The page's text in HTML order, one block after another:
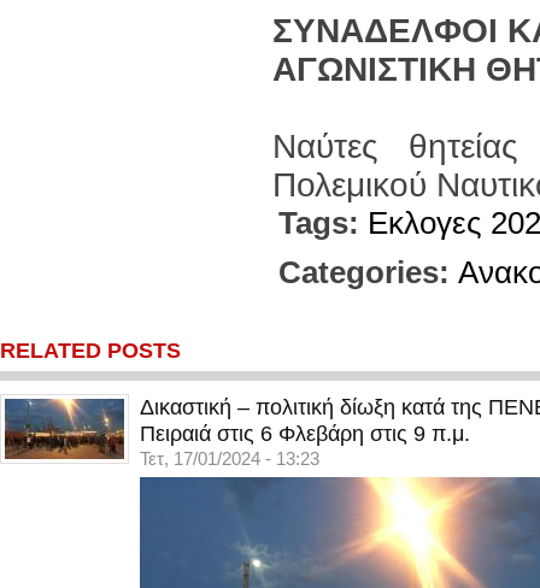
ΣΥΝΑΔΕΛΦΟΙ
ΑΓΩΝΙΣΤΙΚΗ
Ναύτες
Πολεμικού
Tags: Εκλογες
Categories:
RELATED POSTS
Δικαστική – πολιτική δίωξη κατά της
Πειραιά στις 6 Φλεβάρη στις 9 π.μ.
Τετ, 17/01/2024 - 13:23